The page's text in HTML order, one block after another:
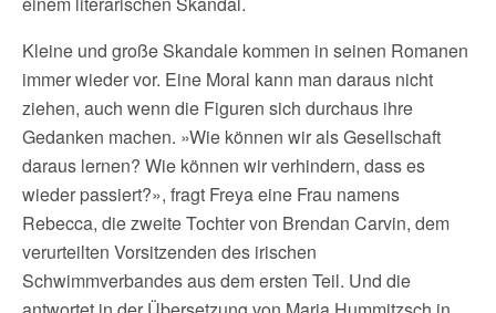
Kleine und große Skandale kommen in seinen Romanen
immer wieder vor. Eine Moral kann man daraus nicht
ziehen, auch wenn die Figuren sich durchaus ihre
Gedanken machen. »Wie können wir als Gesellschaft
daraus lernen? Wie können wir verhindern, dass es
wieder passiert?», fragt Freya eine Frau namens
Rebecca, die zweite Tochter von Brendan Carvin, dem
verurteilten Vorsitzenden des irischen
Schwimmverbandes aus dem ersten Teil. Und die